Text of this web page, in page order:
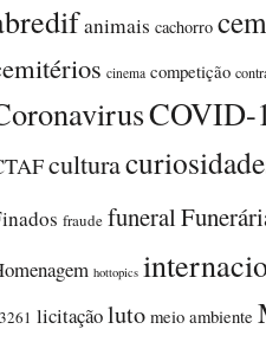
animais cachorro
cinema competição
COVID-
cultura
fraude funeral
hottopics
licitaçãoluto meio ambiente